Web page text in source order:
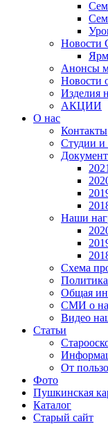
Новости
Анонсы
Новости
Изделия
АКЦИИ
О нас
Контакты
Студии и
Наши
Схема
Общая
СМИ о
Видео
Статьи
От
Фото
Пушкинская
Каталог
Старый сайт